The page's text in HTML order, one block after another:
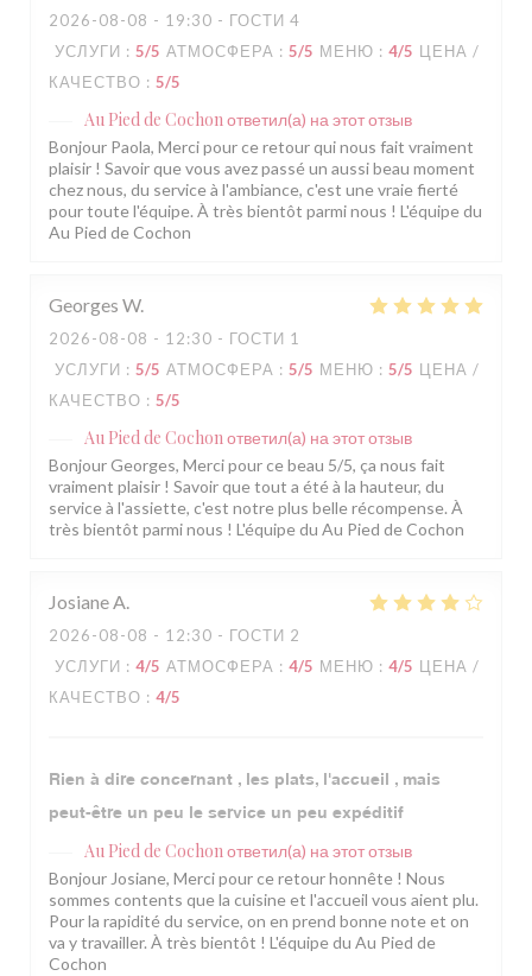
2026-08-08 - 19:30 - ГОСТИ 4
УСЛУГИ : 5/5 АТМОСФЕРА : 5/5 МЕНЮ : 4/5 ЦЕНА /
КАЧЕСТВО : 5/5
Au Pied de Cochonответил(а) на этот отзыв
Bonjour Paola, Merci pour ce retour qui nous fait vraiment
plaisir ! Savoir que vous avez passé un aussi beau moment
chez nous, du service à l'ambiance, c'est une vraie fierté
pour toute l'équipe. À très bientôt parmi nous ! L'équipe du
Au Pied de Cochon
Georges W
2026-08-08 - 12:30 - ГОСТИ 1
УСЛУГИ : 5/5 АТМОСФЕРА : 5/5 МЕНЮ : 5/5 ЦЕНА /
КАЧЕСТВО : 5/5
Au Pied de Cochonответил(а) на этот отзыв
Bonjour Georges, Merci pour ce beau 5/5, ça nous fait
vraiment plaisir ! Savoir que tout a été à la hauteur, du
service à l'assiette, c'est notre plus belle récompense. À
très bientôt parmi nous ! L'équipe du Au Pied de Cochon
JosianeA
2026-08-08 - 12:30 - ГОСТИ 2
УСЛУГИ : 4/5 АТМОСФЕРА : 4/5 МЕНЮ : 4/5 ЦЕНА /
КАЧЕСТВО : 4/5
Rien à dire concernant , les plats, l'accueil , mais
peut-être un peu le service un peu expéditif
Au Pied de Cochonответил(а) на этот отзыв
Bonjour Josiane, Merci pour ce retour honnête ! Nous
sommes contents que la cuisine et l'accueil vous aient plu.
Pour la rapidité du service, on en prend bonne note et on
va y travailler. À très bientôt ! L'équipe du Au Pied de
Cochon